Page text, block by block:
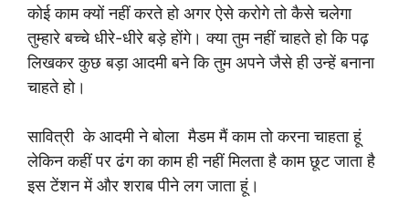
कोई काम क्यों नहीं करते हो अगर ऐसे करोगे तो कैसे चलेगा
तुम्हारे बच्चे धीरे-धीरे बड़े होंगे। क्या तुम नहीं चाहते हो कि पढ़
लिखकर कुछ बड़ा आदमी बने कि तुम अपने जैसे ही उन्हें बनाना
चाहते हो।
सावित्री के आदमी ने बोला मैडम मैं काम तो करना चाहता हूं
लेकिन कहीं पर ढंग का काम ही नहीं मिलता है काम छूट जाता है
इस टेंशन में और शराब पीने लग जाता हूं।